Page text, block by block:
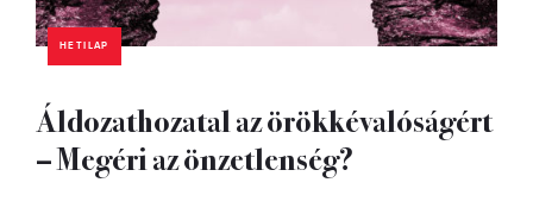
HETILAP
Áldozathozatal az örökkévalóságért
– Megéri az önzetlenség?